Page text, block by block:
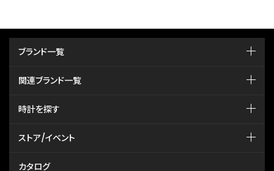
ブランド一覧
関連ブランド一覧
時計を探す
ストア/イベント
カタログ